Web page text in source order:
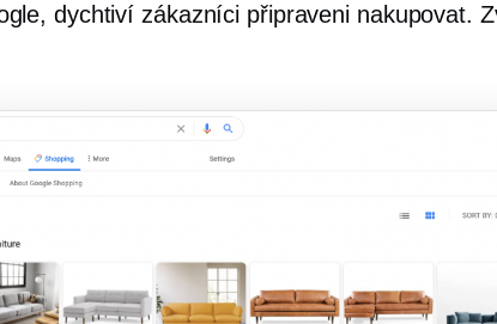
dychtiví zákazníci připraveni nakupovat.